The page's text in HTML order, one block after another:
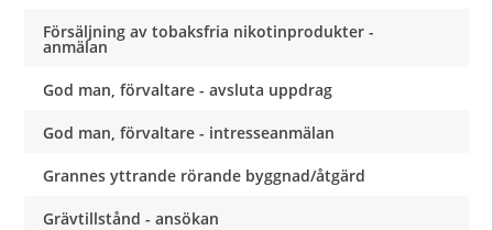
Försäljning av tobaksfria nikotinprodukter -
anmälan
God man, förvaltare - avsluta uppdrag
God man, förvaltare - intresseanmälan
Grannes yttrande rörande byggnad/åtgärd
Grävtillstånd - ansökan